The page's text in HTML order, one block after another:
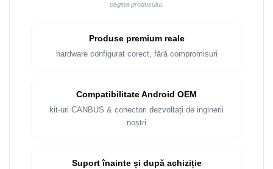
pagina produsului.
Produse premium reale
hardware configurat corect, fără compromisuri
Compatibilitate Android OEM
kit-uri CANBUS & conectori dezvoltați de inginerii
noștri
Suport înainte și după achiziție